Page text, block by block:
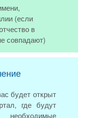
(если
в
совпадают)
будет открыт
где будут